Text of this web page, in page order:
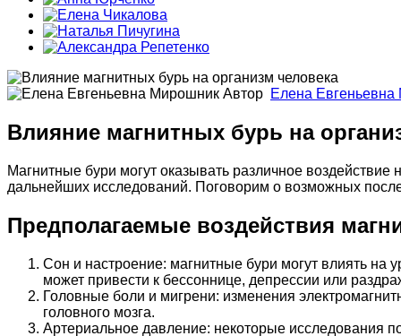
Автор Елена
Влияние магнитных бурь на
Магнитные бури могут оказывать различное
дальнейших исследований. Поговорим о возможных
Предполагаемые воздействия
Сон и настроение: магнитные бури могут влиять на
может привести к бессоннице, депрессии или
Головные боли и мигрени: изменения
головного мозга.
Артериальное давление: некоторые исследования